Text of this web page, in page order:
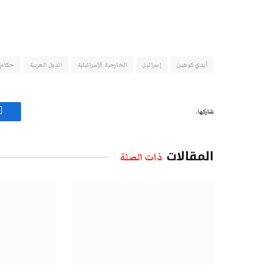
أيدي كوهين إسرائيل الخارجية الإسرائيلية الدول العربية
شاركها.
المقالات ذات الصلة